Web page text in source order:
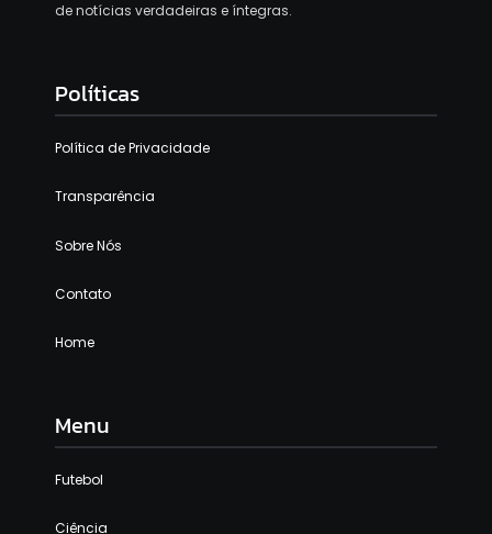
de notícias verdadeiras e íntegras.
Políticas
Política de Privacidade
Transparência
Sobre Nós
Contato
Home
Menu
Futebol
Ciência